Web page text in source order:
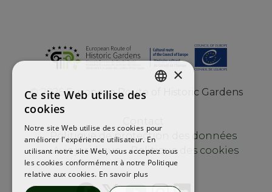
© 2026 European Route of Historic Gardens
Politique de protection des données
Avis juridique
Politique des cookies
×
Ce site Web utilise des
cookies
Notre site Web utilise des cookies pour
améliorer l'expérience utilisateur. En
utilisant notre site Web, vous acceptez tous
les cookies conformément à notre Politique
relative aux cookies. En savoir plus